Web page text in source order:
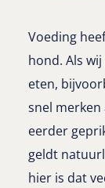
Voeding
hond. Als
eten,
snel merken
eerder
geldt
hier is dat